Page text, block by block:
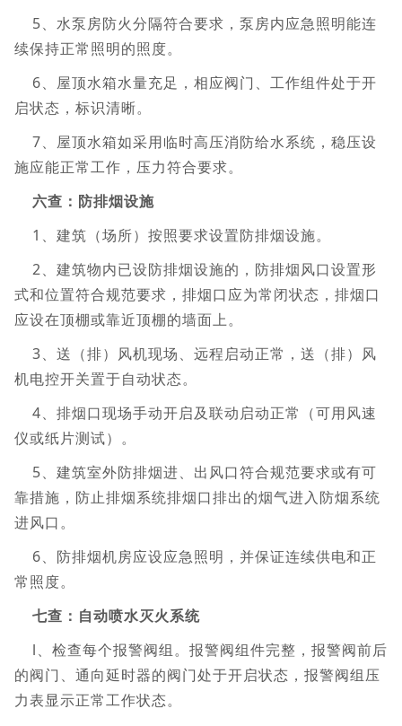
5、水泵房防火分隔符合要求，泵房内应急照明能连
续保持正常照明的照度。
6、屋顶水箱水量充足，相应阀门、工作组件处于开
启状态，标识清晰。
7、屋顶水箱如采用临时高压消防给水系统，稳压设
施应能正常工作，压力符合要求。
六查：防排烟设施
1、建筑（场所）按照要求设置防排烟设施。
2、建筑物内已设防排烟设施的，防排烟风口设置形
式和位置符合规范要求，排烟口应为常闭状态，排烟口
应设在顶棚或靠近顶棚的墙面上。
3、送（排）风机现场、远程启动正常，送（排）风
机电控开关置于自动状态。
4、排烟口现场手动开启及联动启动正常（可用风速
仪或纸片测试）。
5、建筑室外防排烟进、出风口符合规范要求或有可
靠措施，防止排烟系统排烟口排出的烟气进入防烟系统
进风口。
6、防排烟机房应设应急照明，并保证连续供电和正
常照度。
七查：自动喷水灭火系统
l、检查每个报警阀组。报警阀组件完整，报警阀前后
的阀门、通向延时器的阀门处于开启状态，报警阀组压
力表显示正常工作状态。